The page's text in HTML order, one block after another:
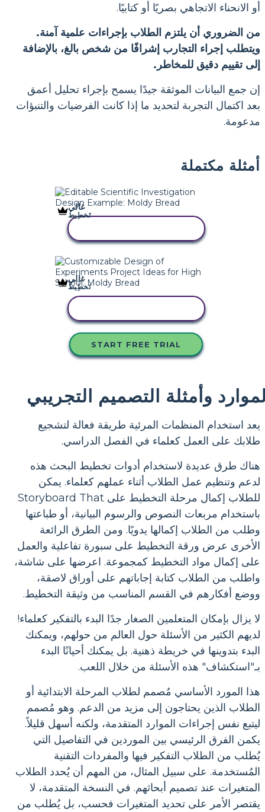
أو الانحناء الاتجاهي بصريًا أو كتابيًا.
من الضروري أن يلتزم الطلاب بإجراءات علمية آمنة.
ويتطلب إجراء التجارب إشرافًا من شخص بالغ، بالإضافة
إلى تقييم دقيق للمخاطر.
إن جمع البيانات الموثقة جيدًا يسمح بإجراء تحليل أعمق
بعد اكتمال التجربة لتحديد ما إذا كانت الفرضيات والتنبؤات
مدعومة.
أمثلة مكتملة
غالي
تَخطِيط
غالي
تَخطِيط
START FREE TRIAL
وأمثلة التصميم التجريبي
يعد استخدام المنظمات المرئية طريقة فعالة لتشجيع
طلابك على العمل كعلماء في الفصل الدراسي.
هناك طرق عديدة لاستخدام أدوات تخطيط البحث هذه
لدعم وتنظيم عمل الطلاب أثناء عملهم كعلماء. يمكن
للطلاب إكمال مرحلة التخطيط على Storyboard That
باستخدام مربعات النصوص والرسوم البيانية، أو طباعتها
وطلب من الطلاب إكمالها يدويًا. ومن الطرق الرائعة
الأخرى عرض ورقة التخطيط على سبورة تفاعلية والعمل
على إكمال مواد التخطيط كمجموعة. اعرضها على شاشة،
واطلب من الطلاب كتابة إجاباتهم على أوراق لاصقة،
ووضع أفكارهم في القسم المناسب من وثيقة التخطيط.
لا يزال بإمكان المتعلمين الصغار جدًا البدء بالتفكير كعلماء!
لديهم الكثير من الأسئلة حول العالم من حولهم، ويمكنك
البدء بتدوينها في خريطة ذهنية. بل يمكنك أحيانًا البدء
بـ"استكشاف" هذه الأسئلة من خلال اللعب.
هذا المورد الأساسي مُصمم لطلاب المرحلة الابتدائية أو
الطلاب الذين يحتاجون إلى مزيد من الدعم. وهو مُصمم
ليتبع نفس إجراءات الموارد المتقدمة، ولكنه أسهل قليلاً.
يكمن الفرق الرئيسي بين الموردين في التفاصيل التي
يُطلب من الطلاب التفكير فيها والمفردات التقنية
المُستخدمة. على سبيل المثال، من المهم أن يُحدد الطلاب
المتغيرات عند تصميم أبحاثهم. في النسخة المتقدمة، لا
يقتصر الأمر على تحديد المتغيرات فحسب، بل يُطلب من